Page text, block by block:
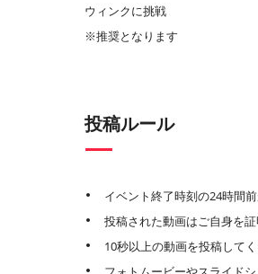
ウィンクに挑戦
※推奨となります
投稿ルール
イベント終了時刻の24時間
投稿された動画はご自身を
10秒以上の動画を投稿してく